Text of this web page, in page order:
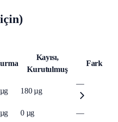
Kayısı,
Kurutulmuş
Fark
µg 180 µg
—
µg 0 µg —